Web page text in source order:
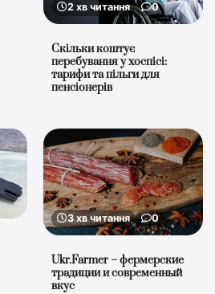
2 хв читання 0
Скільки коштує
перебування у хоспісі:
тарифи та пільги для
пенсіонерів
3 хв читання 0
Ukr.Farmer – фермерские
традиции и современный
вкус